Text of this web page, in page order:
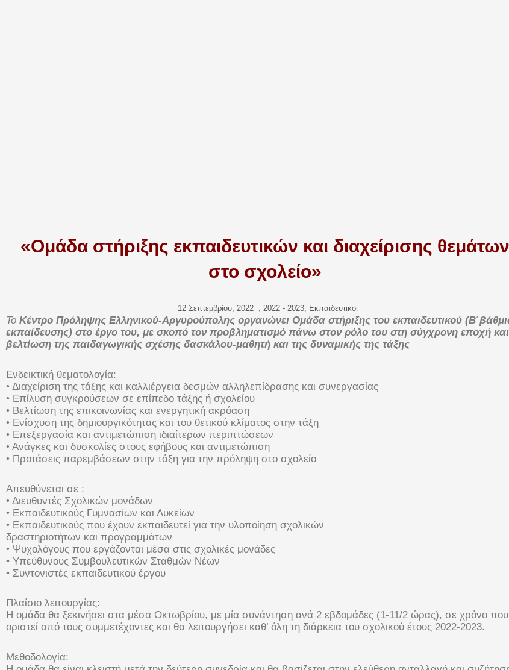
«Ομάδα στήριξης εκπαιδευτικών και διαχείρισης θεμάτων
στο σχολείο»
12 Σεπτεμβρίου, 2022 , 2022 - 2023, Εκπαιδευτικοί
Το Κέντρο Πρόληψης Ελληνικού-Αργυρούπολης οργανώνει Ομάδα στήριξης του εκπαιδευτικού
εκπαίδευσης) στο έργο του, με σκοπό τον προβληματισμό πάνω στον ρόλο του στη σύγχρονη εποχή
βελτίωση της παιδαγωγικής σχέσης δασκάλου-μαθητή και της δυναμικής της τάξης
Ενδεικτική θεματολογία:
• Διαχείριση της τάξης και καλλιέργεια δεσμών αλληλεπίδρασης και συνεργασίας
• Επίλυση συγκρούσεων σε επίπεδο τάξης ή σχολείου
• Βελτίωση της επικοινωνίας και ενεργητική ακρόαση
• Ενίσχυση της δημιουργικότητας και του θετικού κλίματος στην τάξη
• Επεξεργασία και αντιμετώπιση ιδιαίτερων περιπτώσεων
• Ανάγκες και δυσκολίες στους εφήβους και αντιμετώπιση
• Προτάσεις παρεμβάσεων στην τάξη για την πρόληψη στο σχολείο
Απευθύνεται σε :
• Διευθυντές Σχολικών μονάδων
• Εκπαιδευτικούς Γυμνασίων και Λυκείων
• Εκπαιδευτικούς που έχουν εκπαιδευτεί για την υλοποίηση σχολικών
δραστηριοτήτων και προγραμμάτων
• Ψυχολόγους που εργάζονται μέσα στις σχολικές μονάδες
• Υπεύθυνους Συμβουλευτικών Σταθμών Νέων
• Συντονιστές εκπαιδευτικού έργου
Πλαίσιο λειτουργίας:
Η ομάδα θα ξεκινήσει στα μέσα Οκτωβρίου, με μία συνάντηση ανά 2 εβδομάδες (1-11/2 ώρας), σε χρόνο
οριστεί από τους συμμετέχοντες και θα λειτουργήσει καθ’ όλη τη διάρκεια του σχολικού έτους 2022-2023.
Μεθοδολογία: